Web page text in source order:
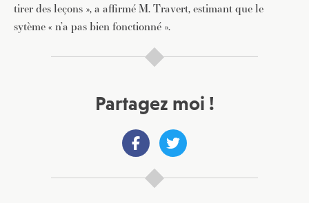
tirer des leçons », a affirmé M. Travert, estimant que le
sytème « n’a pas bien fonctionné ».
Partagez moi !